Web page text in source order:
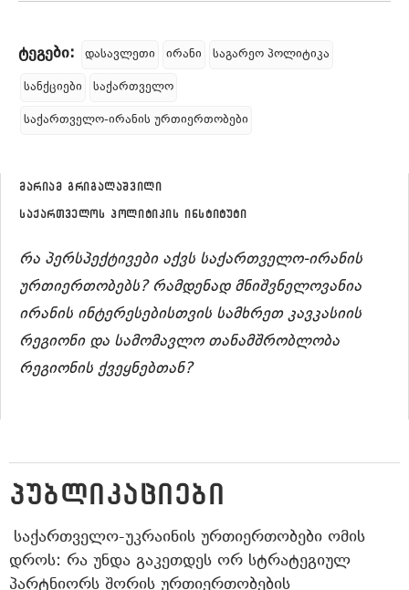
ტეგები: დასავლეთი ირანი
საგარეო პოლიტიკა
სანქციები
საქართველო
საქართველო-ირანის ურთიერთობები
მარიამ გრიგალაშვილი
საქართველოს პოლიტიკის ინსტიტუტი
რა პერსპექტივები აქვს საქართველო-ირანის
ურთიერთობებს? რამდენად მნიშვნელოვანია
ირანის ინტერესებისთვის სამხრეთ კავკასიის
რეგიონი და სამომავლო თანამშრობლობა
რეგიონის ქვეყნებთან?
ᲞᲣᲑᲚᲘᲙᲐᲪᲘᲔᲑᲘ
ᲡᲐᲥᲐᲠᲗᲕᲔᲚᲝ-ᲣᲙᲠᲐᲘᲜᲘᲡ ᲣᲠᲗᲘᲔᲠᲗᲝᲑᲔᲑᲘ ᲝᲛᲘᲡ
ᲓᲠᲝᲡ: ᲠᲐ ᲣᲜᲓᲐ ᲒᲐᲙᲔᲗᲓᲔᲡ ᲝᲠ ᲡᲢᲠᲐᲢᲔᲒᲘᲣᲚ